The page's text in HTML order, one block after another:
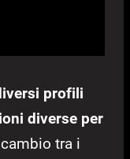
profili
diverse per
tra i